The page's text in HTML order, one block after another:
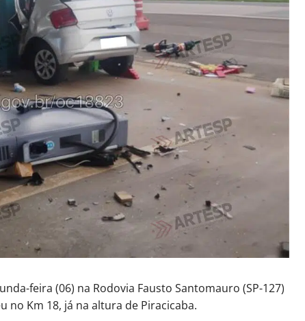
feira (06) na Rodovia Fausto Santomauro (SP-127)
no Km 18, já na altura de Piracicaba.